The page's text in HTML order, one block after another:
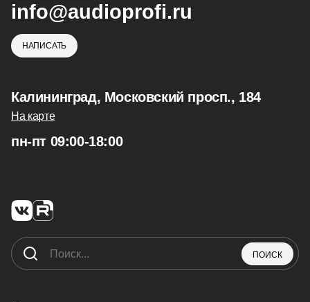
info@audioprofi.ru
НАПИСАТЬ
Калининград, Московский просп., 184
На карте
пн-пт 09:00-18:00
ПОИСК